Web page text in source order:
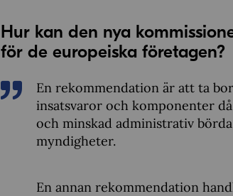
Hur kan den nya
för de europeiska företagen?
En rekommendation är att ta
insatsvaror och komponenter
och minskad administrativ
myndigheter.
En annan rekommendation